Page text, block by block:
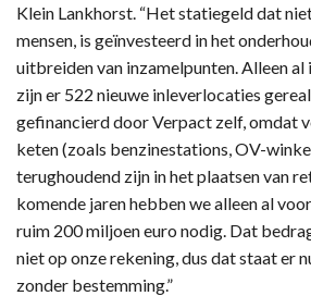
Klein Lankhorst. “Het statiegeld dat
mensen, is geïnvesteerd in het
uitbreiden van inzamelpunten. Alleen al
zijn er 522 nieuwe inleverlocaties
gefinancierd door Verpact zelf, omdat
keten (zoals benzinestations, OV-
terughoudend zijn in het plaatsen van
komende jaren hebben we alleen al
ruim 200 miljoen euro nodig. Dat
niet op onze rekening, dus dat staat er
zonder bestemming.”